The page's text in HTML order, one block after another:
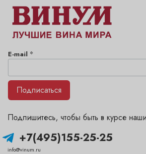
+7(495)155-25-25
info@vinum.ru
Подпишитесь, чтобы быть в курсе
E-mail *
Подписаться